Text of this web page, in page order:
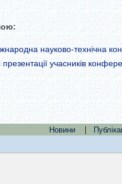
науково-технічна
презентації учасників
Новини |